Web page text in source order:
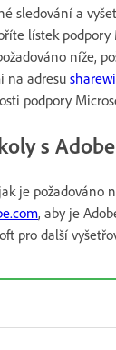
sledování a
lístek podpory
níže,
na adresu
podpory
s
je požadováno
, aby je
pro další